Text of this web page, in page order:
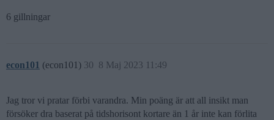
6 gillningar
econ101 (econ101) 8 Maj 2023 11:49
30
Jag tror vi pratar förbi varandra. Min poäng är att all insikt man
försöker dra baserat på tidshorisont kortare än 1 år inte kan förlita